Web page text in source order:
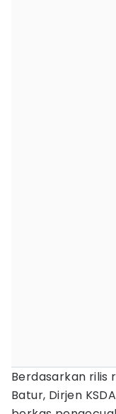
Berdasarkan rilis
Batur, Dirjen